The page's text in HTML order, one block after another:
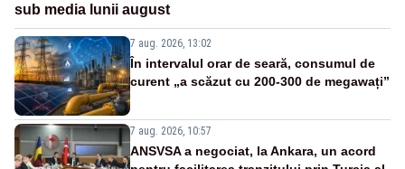
sub media lunii august
7 aug. 2026, 13:02
În intervalul orar de seară, consumul de
curent „a scăzut cu 200-300 de megawați”
7 aug. 2026, 10:57
ANSVSA a negociat, la Ankara, un acord